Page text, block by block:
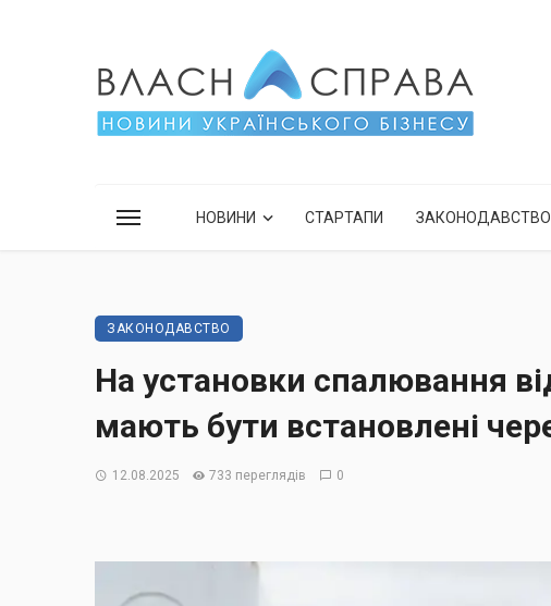
НОВИНИ СТАРТАПИ ЗАКОНОДАВСТВО
ЗАКОНОДАВСТВО
На установки спалювання
мають бути встановлені
12.08.2025 733 переглядів 0